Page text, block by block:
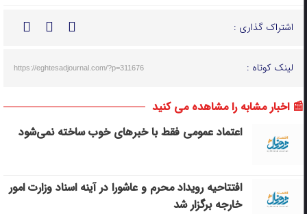
اشتراک گذاری :
لینک کوتاه : https://eghtesadjournal.com/?p=311676
📰 اخبار مشابه را مشاهده می کنید
اعتماد عمومی فقط با خبرهای خوب ساخته نمی‌شود
افتتاحیه رویداد محرم و عاشورا در آینه اسناد وزارت امور
خارجه برگزار شد